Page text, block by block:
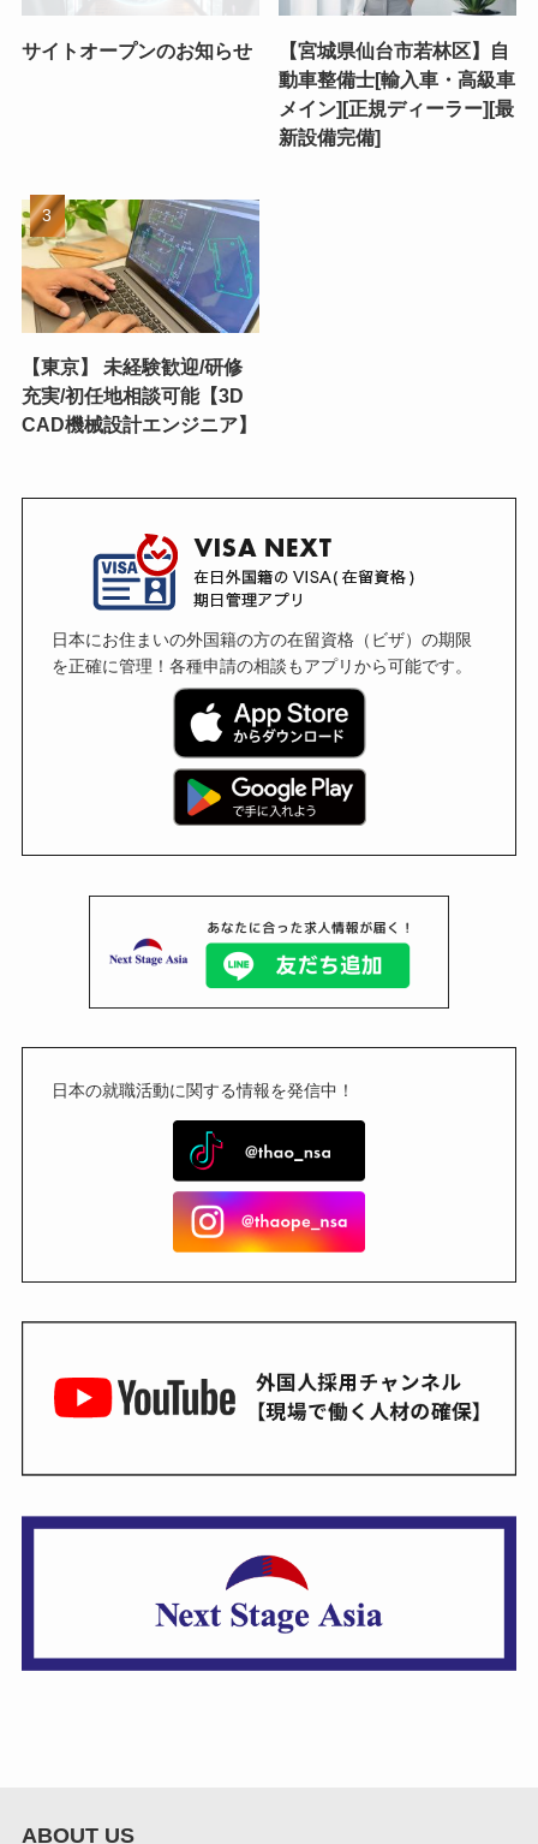
サイトオープンのお知らせ
【宮城県仙台市若林区】自
動車整備士[輸入車・高級車
メイン][正規ディーラー][最
新設備完備]
【東京】 未経験歓迎/研修
充実/初任地相談可能【3D
CAD機械設計エンジニア】
日本にお住まいの外国籍の方の在留資格（ビザ）の期限
を正確に管理！各種申請の相談もアプリから可能です。
日本の就職活動に関する情報を発信中！
ABOUT US